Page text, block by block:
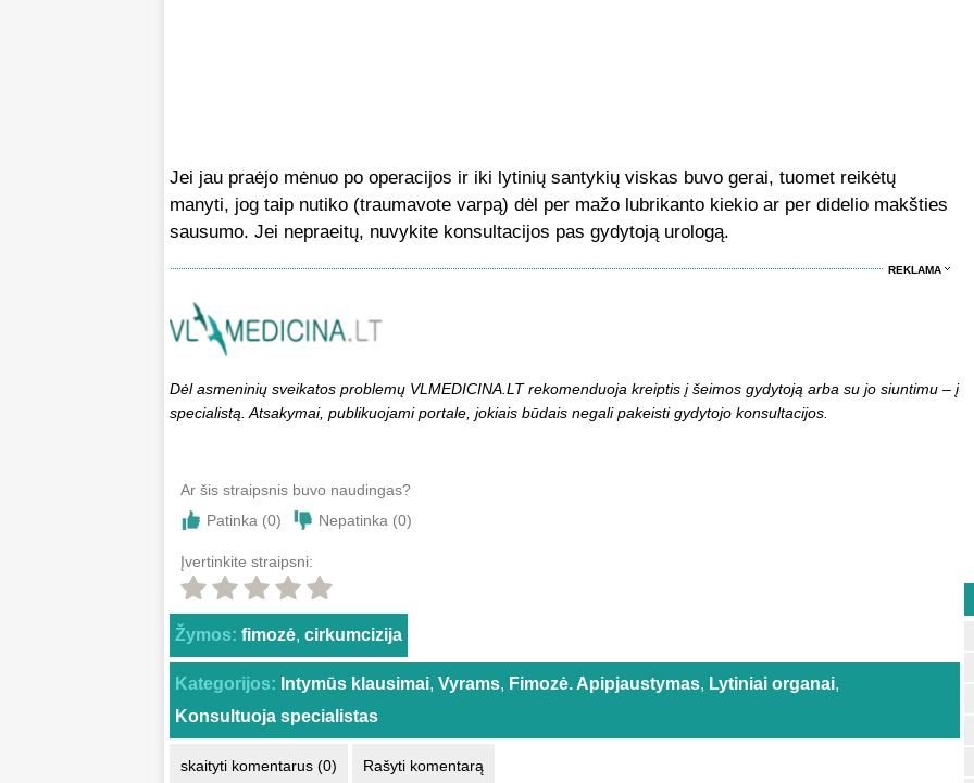
Jei jau praėjo mėnuo po operacijos ir iki lytinių santykių viskas buvo gerai, tuomet reikėtų
manyti, jog taip nutiko (traumavote varpą) dėl per mažo lubrikanto kiekio ar per didelio makšties
sausumo. Jei nepraeitų, nuvykite konsultacijos pas gydytoją urologą.
REKLAMA
Dėl asmeninių sveikatos problemų VLMEDICINA.LT rekomenduoja kreiptis į šeimos gydytoją arba su jo siuntimu – į
specialistą. Atsakymai, publikuojami portale, jokiais būdais negali pakeisti gydytojo konsultacijos.
Ar šis straipsnis buvo naudingas?
Patinka (0) Nepatinka (0)
Įvertinkite straipsni:
Žymos: fimozė, cirkumcizija
Kategorijos: Intymūs klausimai, Vyrams, Fimozė. Apipjaustymas, Lytiniai organai,
Konsultuoja specialistas
skaityti komentarus (0) Rašyti komentarą